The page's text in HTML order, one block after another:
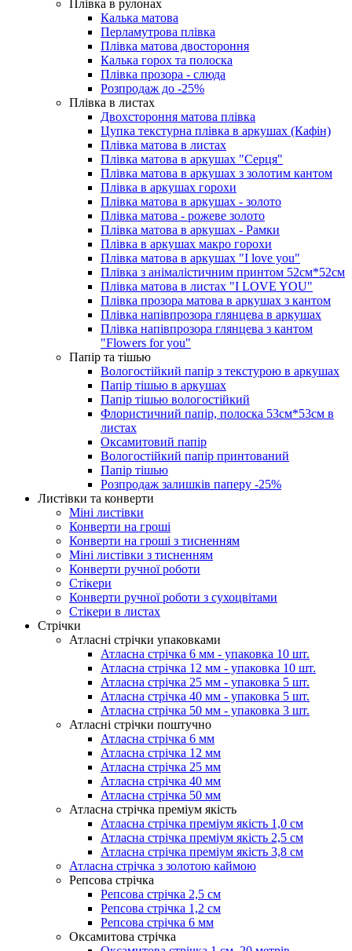
Плівка в рулонах
Калька матова
Перламутрова плівка
Плівка матова двостороння
Калька горох та полоска
Плівка прозора - слюда
Розпродаж до -25%
Плівка в листах
Двохстороння матова плівка
Цупка текстурна плівка в аркушах (Кафін)
Плівка матова в листах
Плівка матова в аркушах "Серця"
Плівка матова в аркушах з золотим кантом
Плівка в аркушах горохи
Плівка матова в аркушах - золото
Плівка матова - рожеве золото
Плівка матова в аркушах - Рамки
Плівка в аркушах макро горохи
Плівка матова в аркушах "I love you"
Плівка з анімалістичним принтом 52см*52см
Плівка матова в листах "I LOVE YOU"
Плівка прозора матова в аркушах з кантом
Плівка напівпрозора глянцева в аркушах
Плівка напівпрозора глянцева з кантом
"Flowers for you"
Папір та тішью
Вологостійкий папір з текстурою в аркушах
Папір тішью в аркушах
Папір тішью вологостійкий
Флористичний папір, полоска 53см*53см в
листах
Оксамитовий папір
Вологостійкий папір принтований
Папір тішью
Розпродаж залишків паперу -25%
Листівки та конверти
Міні листівки
Конверти на гроші
Конверти на гроші з тисненням
Міні листівки з тисненням
Конверти ручної роботи
Стікери
Конверти ручної роботи з сухоцвітами
Стікери в листах
Стрічки
Атласні стрічки упаковками
Атласна стрічка 6 мм - упаковка 10 шт.
Атласна стрічка 12 мм - упаковка 10 шт.
Атласна стрічка 25 мм - упаковка 5 шт.
Атласна стрічка 40 мм - упаковка 5 шт.
Атласна стрічка 50 мм - упаковка 3 шт.
Атласні стрічки поштучно
Атласна стрічка 6 мм
Атласна стрічка 12 мм
Атласна стрічка 25 мм
Атласна стрічка 40 мм
Атласна стрічка 50 мм
Атласна стрічка преміум якість
Атласна стрічка преміум якість 1,0 см
Атласна стрічка преміум якість 2,5 см
Атласна стрічка преміум якість 3,8 см
Атласна стрічка з золотою каймою
Репсова стрічка
Репсова стрічка 2,5 см
Репсова стрічка 1,2 см
Репсова стрічка 6 мм
Оксамитова стрічка